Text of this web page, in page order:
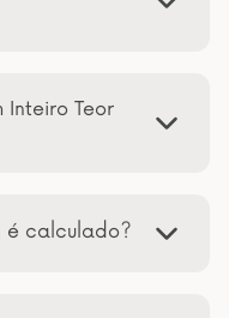
Teor
é calculado?